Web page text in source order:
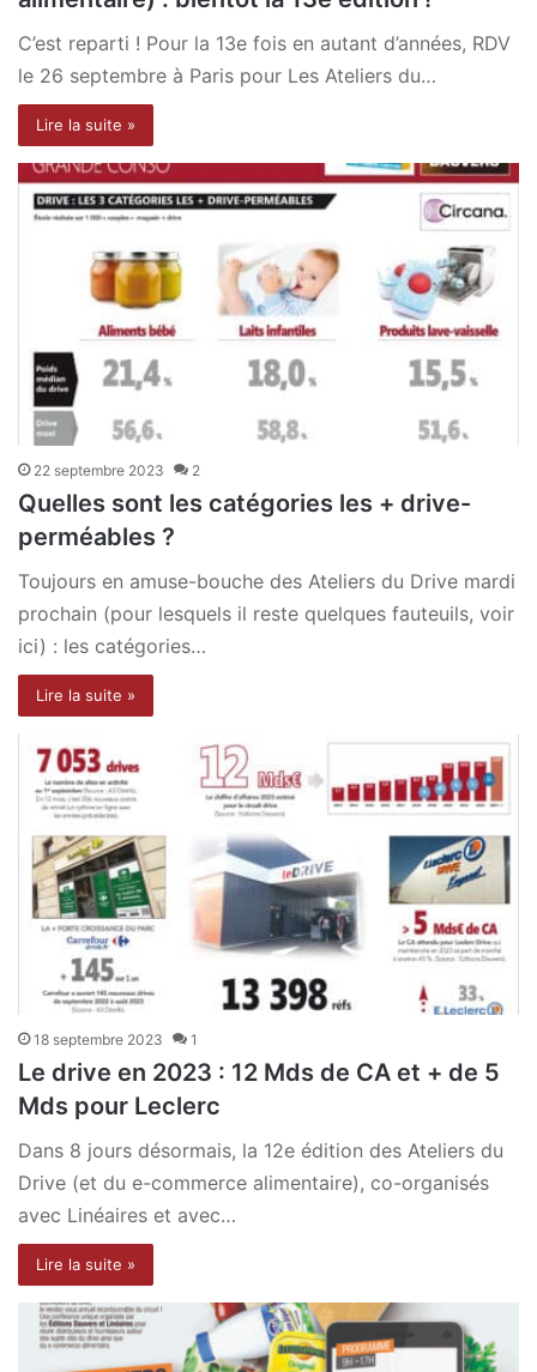
C’est reparti ! Pour la 13e fois en autant d’années, RDV
le 26 septembre à Paris pour Les Ateliers du…
Lire la suite »
22 septembre 2023 2
Quelles sont les catégories les + drive-
perméables ?
Toujours en amuse-bouche des Ateliers du Drive mardi
prochain (pour lesquels il reste quelques fauteuils, voir
ici) : les catégories…
Lire la suite »
18 septembre 2023 1
Le drive en 2023 : 12 Mds de CA et + de 5
Mds pour Leclerc
Dans 8 jours désormais, la 12e édition des Ateliers du
Drive (et du e-commerce alimentaire), co-organisés
avec Linéaires et avec…
Lire la suite »